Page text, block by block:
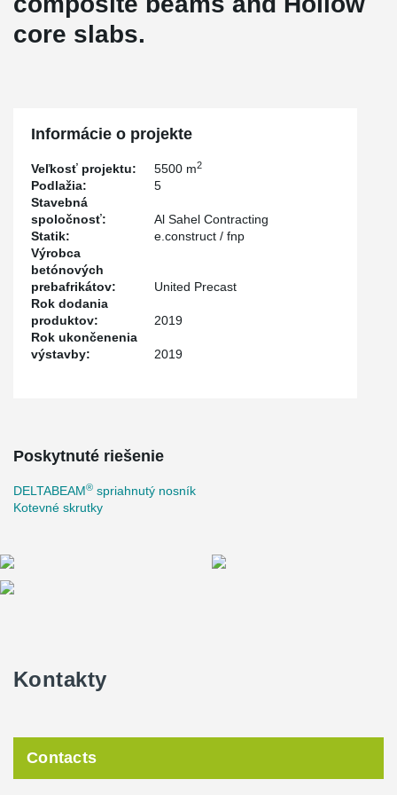
core slabs.
Informácie o projekte
Veľkosť projektu: 5500 m2
Podlažia:
5
Stavebná
spoločnosť:
Al Sahel Contracting
Statik:
e.construct / fnp
Výrobca
betónových
prebafrikátov:
United Precast
Rok dodania
produktov:
2019
Rok ukončenenia
výstavby:
2019
Poskytnuté riešenie
DELTABEAM® spriahnutý nosník
Kotevné skrutky
Kontakty
Contacts